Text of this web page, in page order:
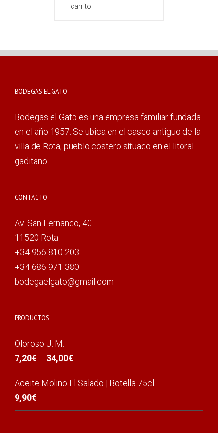
carrito
BODEGAS EL GATO
Bodegas el Gato es una empresa familiar fundada
en el año 1957. Se ubica en el casco antiguo de la
villa de Rota, pueblo costero situado en el litoral
gaditano.
CONTACTO
Av. San Fernando, 40
11520 Rota
+34 956 810 203
+34 686 971 380
bodegaelgato@gmail.com
PRODUCTOS
Oloroso J. M.
7,20€ – 34,00€
Aceite Molino El Salado | Botella 75cl
9,90€